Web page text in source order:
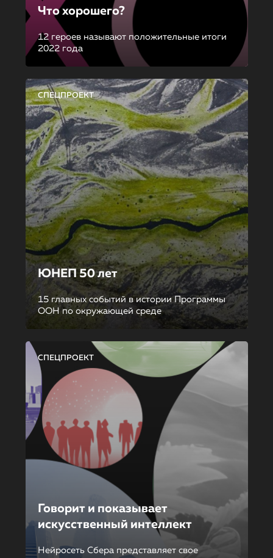
Что хорошего?
12 героев называют положительные итоги
2022 года
СПЕЦПРОЕКТ
ЮНЕП 50 лет
15 главных событий в истории Программы
ООН по окружающей среде
СПЕЦПРОЕКТ
Говорит и показывает
искусственный интеллект
Нейросеть Сбера представляет свое